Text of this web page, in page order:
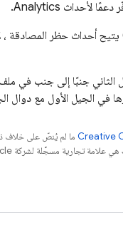
دعمًا لأحداث Analytics
.
يتيح أحداث حظر المصادقة
الثاني جنبًا إلى جنب في
في الجيل الأول مع دوال
ما لم يُنصّ على خلاف